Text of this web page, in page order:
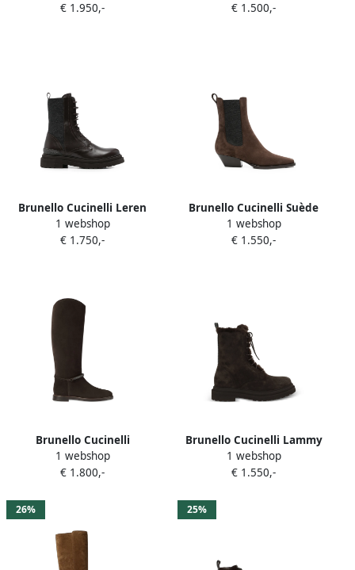
puntige neus Zwart
€ 1.950,-
vlakken Bruin
€ 1.500,-
Brunello Cucinelli Leren
veterlaarzen Bruin
1 webshop
€ 1.750,-
Brunello Cucinelli Suède
elastische enkellaarzen
Bruin
1 webshop
€ 1.550,-
Brunello Cucinelli
Enkellaarzen met Monili-
ketting Bruin
1 webshop
€ 1.800,-
Brunello Cucinelli Lammy
knielaarzen Bruin
1 webshop
€ 1.550,-
26% 25%